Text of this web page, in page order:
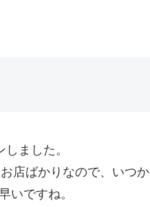
ました。
店ばかりなので、いつか
いですね。